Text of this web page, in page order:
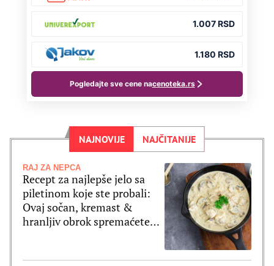
NAJNOVIJE NAJČITANIJE
RAJ ZA NEPCA
Recept za najlepše jelo sa
piletinom koje ste probali:
Ovaj sočan, kremast &
hranljiv obrok spremaćete